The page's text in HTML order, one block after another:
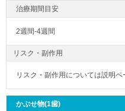
2週間-4週間
リスク・副作用
リスク・副作用については説明
かぶせ物(1歯)